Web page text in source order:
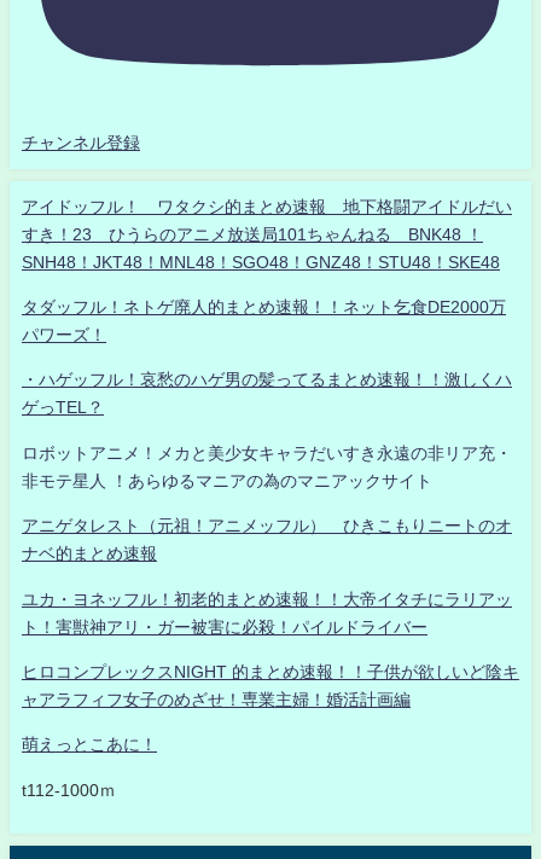
チャンネル登録
アイドッフル！ ワタクシ的まとめ速報 地下格闘アイドルだい
すき！23 ひうらのアニメ放送局101ちゃんねる BNK48 ！
SNH48！JKT48！MNL48！SGO48！GNZ48！STU48！SKE48
タダッフル！ネトゲ廃人的まとめ速報！！ネット乞食DE2000万
パワーズ！
・ハゲッフル！哀愁のハゲ男の髪ってるまとめ速報！！激しくハ
ゲっTEL？
ロボットアニメ！メカと美少女キャラだいすき永遠の非リア充・
非モテ星人 ！あらゆるマニアの為のマニアックサイト
アニゲタレスト（元祖！アニメッフル） ひきこもりニートのオ
ナベ的まとめ速報
ユカ・ヨネッフル！初老的まとめ速報！！大帝イタチにラリアッ
ト！害獣神アリ・ガー被害に必殺！パイルドライバー
ヒロコンプレックスNIGHT 的まとめ速報！！子供が欲しいど陰キ
ャアラフィフ女子のめざせ！専業主婦！婚活計画編
萌えっとこあに！
t112-1000ｍ